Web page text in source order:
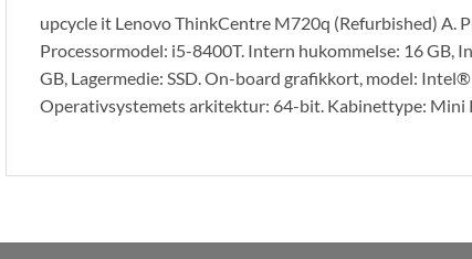
upcycle it Lenovo ThinkCentre M720q (Refurbished) A.
Processormodel: i5-8400T. Intern hukommelse: 16 GB,
GB, Lagermedie: SSD. On-board grafikkort, model:
Operativsystemets arkitektur: 64-bit. Kabinettype: Mini